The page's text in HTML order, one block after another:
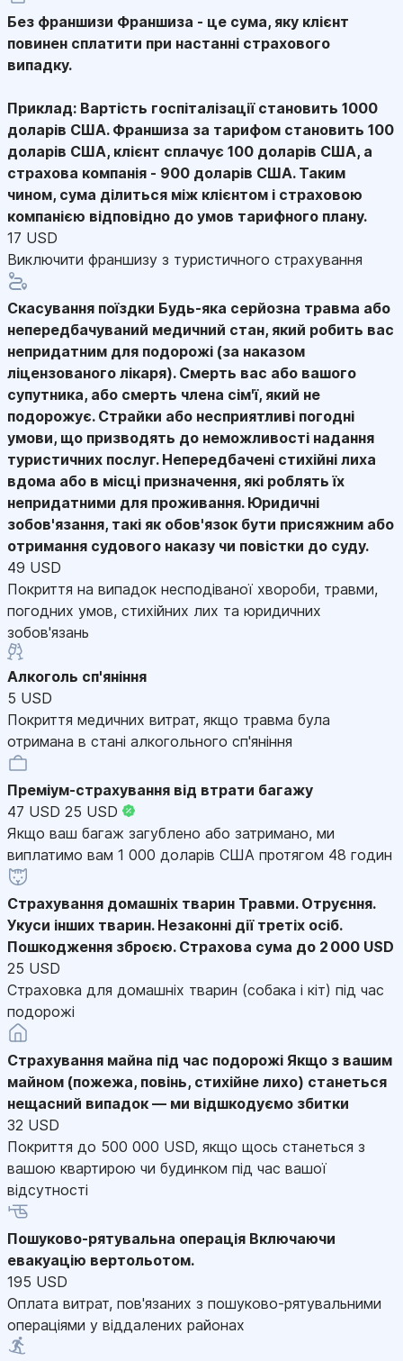
Без франшизи Франшиза - це сума, яку клієнт
повинен сплатити при настанні страхового
випадку.
Приклад: Вартість госпіталізації становить 1000
доларів США. Франшиза за тарифом становить 100
доларів США, клієнт сплачує 100 доларів США, а
страхова компанія - 900 доларів США. Таким
чином, сума ділиться між клієнтом і страховою
компанією відповідно до умов тарифного плану.
17 USD
Виключити франшизу з туристичного страхування
Скасування поїздки Будь-яка серйозна травма або
непередбачуваний медичний стан, який робить вас
непридатним для подорожі (за наказом
ліцензованого лікаря). Смерть вас або вашого
супутника, або смерть члена сім'ї, який не
подорожує. Страйки або несприятливі погодні
умови, що призводять до неможливості надання
туристичних послуг. Непередбачені стихійні лиха
вдома або в місці призначення, які роблять їх
непридатними для проживання. Юридичні
зобов'язання, такі як обов'язок бути присяжним або
отримання судового наказу чи повістки до суду.
49 USD
Покриття на випадок несподіваної хвороби, травми,
погодних умов, стихійних лих та юридичних
зобов'язань
Алкоголь сп'яніння
5 USD
Покриття медичних витрат, якщо травма була
отримана в стані алкогольного сп'яніння
Преміум-страхування від втрати багажу
47 USD 25 USD
Якщо ваш багаж загублено або затримано, ми
виплатимо вам 1 000 доларів США протягом 48 годин
Страхування домашніх тварин Травми. Отруєння.
Укуси інших тварин. Незаконні дії третіх осіб.
Пошкодження зброєю. Страхова сума до 2 000 USD
25 USD
Страховка для домашніх тварин (собака і кіт) під час
подорожі
Страхування майна під час подорожі Якщо з вашим
майном (пожежа, повінь, стихійне лихо) станеться
нещасний випадок — ми відшкодуємо збитки
32 USD
Покриття до 500 000 USD, якщо щось станеться з
вашою квартирою чи будинком під час вашої
відсутності
Пошуково-рятувальна операція Включаючи
евакуацію вертольотом.
195 USD
Оплата витрат, пов'язаних з пошуково-рятувальними
операціями у віддалених районах